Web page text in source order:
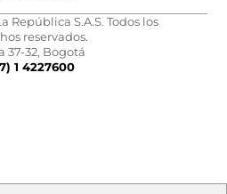
República S.A.S. Todos los
reservados.
37-32, Bogotá
1 4227600